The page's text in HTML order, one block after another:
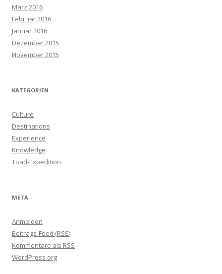
März 2016
Februar 2016
Januar 2016
Dezember 2015
November 2015
KATEGORIEN
Culture
Destinations
Experience
Knowledge
Toad-Expedition
META
Anmelden
Beitrags-Feed (RSS)
Kommentare als RSS
WordPress.org